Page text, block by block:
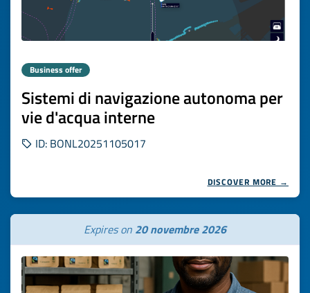
Business offer
Sistemi di navigazione autonoma per
vie d'acqua interne
ID: BONL20251105017
DISCOVER MORE →
Expires on 20 novembre 2026